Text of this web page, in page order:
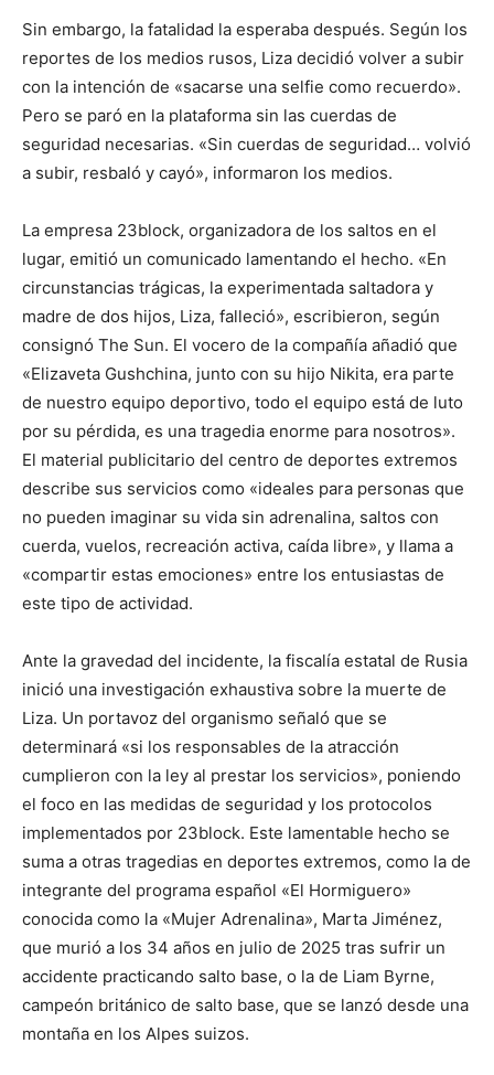
Sin embargo, la fatalidad la esperaba después. Según los
reportes de los medios rusos, Liza decidió volver a subir
con la intención de «sacarse una selfie como recuerdo».
Pero se paró en la plataforma sin las cuerdas de
seguridad necesarias. «Sin cuerdas de seguridad… volvió
a subir, resbaló y cayó», informaron los medios.
La empresa 23block, organizadora de los saltos en el
lugar, emitió un comunicado lamentando el hecho. «En
circunstancias trágicas, la experimentada saltadora y
madre de dos hijos, Liza, falleció», escribieron, según
consignó The Sun. El vocero de la compañía añadió que
«Elizaveta Gushchina, junto con su hijo Nikita, era parte
de nuestro equipo deportivo, todo el equipo está de luto
por su pérdida, es una tragedia enorme para nosotros».
El material publicitario del centro de deportes extremos
describe sus servicios como «ideales para personas que
no pueden imaginar su vida sin adrenalina, saltos con
cuerda, vuelos, recreación activa, caída libre», y llama a
«compartir estas emociones» entre los entusiastas de
este tipo de actividad.
Ante la gravedad del incidente, la fiscalía estatal de Rusia
inició una investigación exhaustiva sobre la muerte de
Liza. Un portavoz del organismo señaló que se
determinará «si los responsables de la atracción
cumplieron con la ley al prestar los servicios», poniendo
el foco en las medidas de seguridad y los protocolos
implementados por 23block. Este lamentable hecho se
suma a otras tragedias en deportes extremos, como la de
integrante del programa español «El Hormiguero»
conocida como la «Mujer Adrenalina», Marta Jiménez,
que murió a los 34 años en julio de 2025 tras sufrir un
accidente practicando salto base, o la de Liam Byrne,
campeón británico de salto base, que se lanzó desde una
montaña en los Alpes suizos.